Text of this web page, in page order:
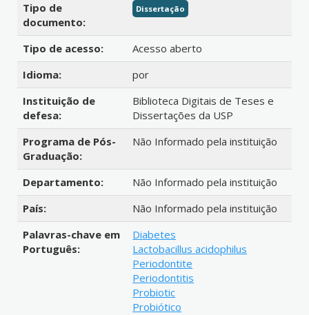
Tipo de
documento:
Dissertação
Tipo de acesso:
Acesso aberto
Idioma:
por
Instituição de
defesa:
Biblioteca Digitais de Teses e
Dissertações da USP
Programa de Pós-
Graduação:
Não Informado pela instituição
Departamento:
Não Informado pela instituição
País:
Não Informado pela instituição
Palavras-chave em
Português:
Diabetes
Lactobacillus acidophilus
Periodontite
Periodontitis
Probiotic
Probiótico